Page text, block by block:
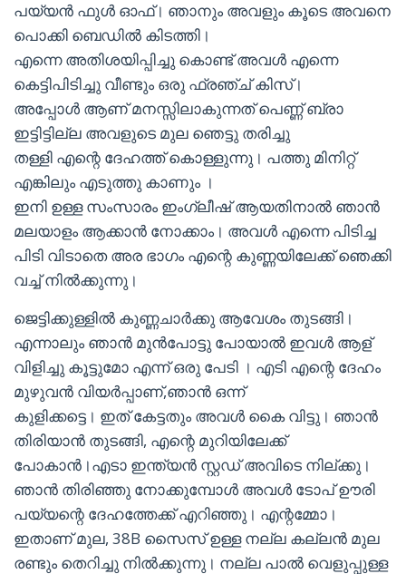
പയ്യൻ ഫുൾ ഓഫ്। ഞാനും അവളും കൂടെ അവനെ
പൊക്കി ബെഡിൽ കിടത്തി।
എന്നെ അതിശയിപ്പിച്ചു കൊണ്ട് അവൾ എന്നെ
കെട്ടിപിടിച്ചു വീണ്ടും ഒരു ഫ്രഞ്ച് കിസ്।
അപ്പോൾ ആണ് മനസ്സിലാകുന്നത് പെണ്ണ് ബ്രാ
ഇട്ടിട്ടില്ല അവളുടെ മുല ഞെട്ടു തരിച്ചു
തള്ളി എന്റെ ദേഹത്ത് കൊള്ളുന്നു। പത്തു മിനിറ്റ്
എങ്കിലും എടുത്തു കാണും ।
ഇനി ഉള്ള സംസാരം ഇംഗ്ലീഷ് ആയതിനാൽ ഞാൻ
മലയാളം ആക്കാൻ നോക്കാം। അവൾ എന്നെ പിടിച്ച
പിടി വിടാതെ അര ഭാഗം എന്റെ കുണ്ണയിലേക്ക് ഞെക്കി
വച്ച് നിൽക്കുന്നു।
ജെട്ടിക്കുള്ളിൽ കുണ്ണചാർക്കു ആവേശം തുടങ്ങി।
എന്നാലും ഞാൻ മുൻപോട്ടു പോയാൽ ഇവൾ ആള്
വിളിച്ചു കൂട്ടുമോ എന്ന് ഒരു പേടി । എടി എന്റെ ദേഹം
മുഴുവൻ വിയർപ്പാണ്,ഞാൻ ഒന്ന്
കുളിക്കട്ടെ। ഇത് കേട്ടതും അവൾ കൈ വിട്ടു। ഞാൻ
തിരിയാൻ തുടങ്ങി, എന്റെ മുറിയിലേക്ക്
പോകാൻ।എടാ ഇന്ത്യൻ സ്റ്റഡ് അവിടെ നില്ക്കു।
ഞാൻ തിരിഞ്ഞു നോക്കുമ്പോൾ അവൾ ടോപ് ഊരി
പയ്യന്റെ ദേഹത്തേക്ക് എറിഞ്ഞു। എന്റമ്മോ।
ഇതാണ് മുല, 38B സൈസ് ഉള്ള നല്ല കല്ലൻ മുല
രണ്ടും തെറിച്ചു നിൽക്കുന്നു। നല്ല പാൽ വെളുപ്പുള്ള